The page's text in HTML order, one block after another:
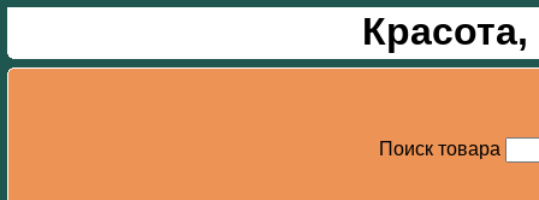
Поиск товара